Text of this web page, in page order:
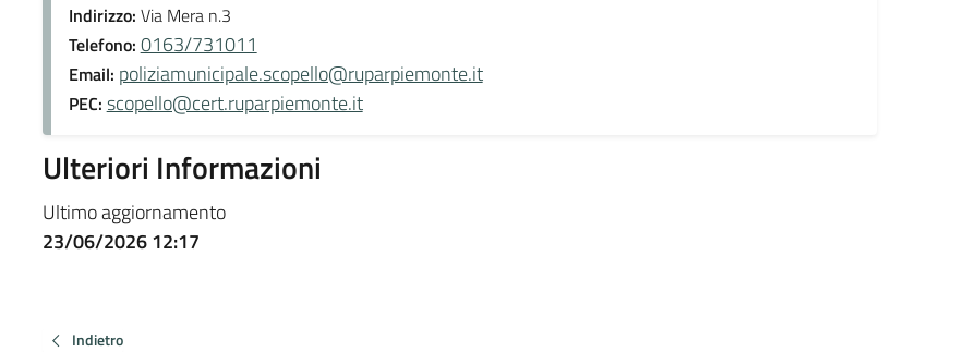
Indirizzo: Via Mera n.3
Telefono: 0163/731011
Email: poliziamunicipale.scopello@ruparpiemonte.it
PEC: scopello@cert.ruparpiemonte.it
Ulteriori Informazioni
Ultimo aggiornamento
23/06/2026 12:17
Indietro